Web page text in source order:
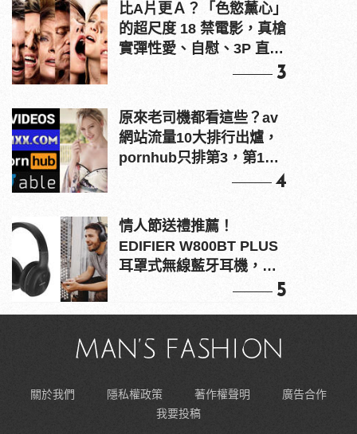
比A片更Ａ？「色慾薰心」
的超尺度 18 禁電影，真槍
實彈性愛、自慰、3P 直接
3
原來老司機都看這些？av
網站流量10大排行出爐，
pornhub只排第3，第1名
4
情人節送禮推薦！
EDIFIER W800BT PLUS
耳罩式無線藍牙耳機，在
5
關於我們 隱私權政策 著作權聲明
廣告合作
我要投稿